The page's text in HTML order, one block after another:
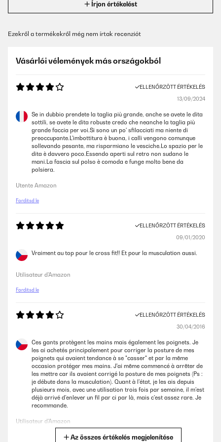
Írjon értékelést
Ezekről a termékekről még nem írtak recenziót
Vásárlói vélemények más országokból
ELLENŐRZÖTT ÉRTÉKELÉS
13/09/2024
Se in dubbio prendete la taglia più grande, anche se avete le dita
sottili, se avete le dita robuste credo che neanche la taglia più
grande faccia per voi.Si sono un po' sfilacciati ma niente di
preoccupante.L'imbottitura è buona, i calli vengono comunque
sollevando pesante, ma risparmiano le vesciche.Lo spazio per le
dita è davvero poco.Essendo aperti sul retro non sudano le
mani.La fascia sul polso è comoda e funge molto bene da
polsiera.
Utente Amazon
Fordítsd le
ELLENŐRZÖTT ÉRTÉKELÉS
09/01/2020
Vraiment au top pour le cross fit!! Et pour la musculation aussi.
Utilisateur d'Amazon
Fordítsd le
ELLENŐRZÖTT ÉRTÉKELÉS
30/04/2016
Ces gants protègent les mains mais également les poignets. Je
les ai achetés principalement pour corriger la posture de mes
poignets qui avaient tendance à se "casser" et par la même
occasion protéger mes mains. J'ai même commencé à arrêter de
les mettre car ils avaient corrigé la posture de mes poignets (Ps :
je débute dans la musculation). Quant à l'état, je les ais depuis
plusieurs mois, avec une utilisation trois fois par semaine, il m'est
déjà arrivé d'enlever un fil par ci par là, mais c'est assez rare. Je
recommande.
Utilisateur d'Amazon
Az összes értékelés megjelenítése